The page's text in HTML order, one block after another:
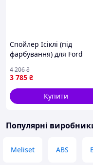
Спойлер Ісіклі (під
фарбування) для Ford
3 785 ₴
4 206₴
Купити
Популярні
Meliset ABS